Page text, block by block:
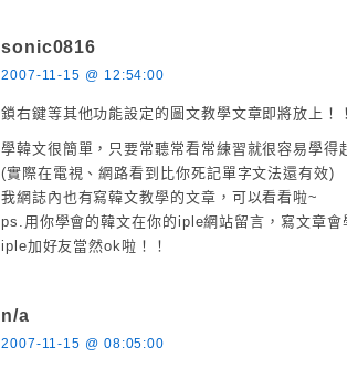
sonic0816
2007-11-15 @ 12:54:00
鎖右鍵等其他功能設定的圖文教學文章即將放上！
學韓文很簡單，只要常聽常看常練習就很容易學得
(實際在電視、網路看到比你死記單字文法還有效)
我網誌內也有寫韓文教學的文章，可以看看啦~
ps.用你學會的韓文在你的iple網站留言，寫文章會
iple加好友當然ok啦！！
n/a
2007-11-15 @ 08:05:00